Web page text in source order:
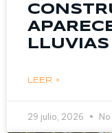
LLUVIAS
LEER »
29 julio, 2026